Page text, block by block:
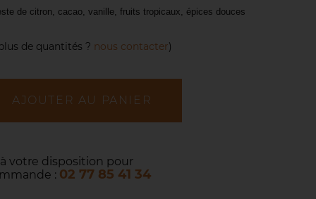
de citron, cacao, vanille, fruits tropicaux, épices douces
de quantités ? nous contacter)
AJOUTER AU PANIER
votre disposition pour
: 02 77 85 41 34